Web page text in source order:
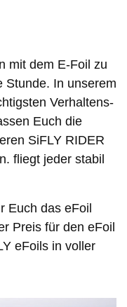
mit dem E-Foil zu
Stunde. In unserem
Verhaltens-
Euch die
SiFLY RIDER
fliegt jeder stabil
Euch das eFoil
Preis für den eFoil
eFoils in voller